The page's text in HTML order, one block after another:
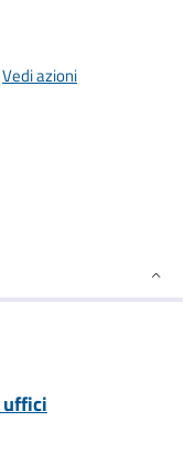
Vedi azioni
uffici